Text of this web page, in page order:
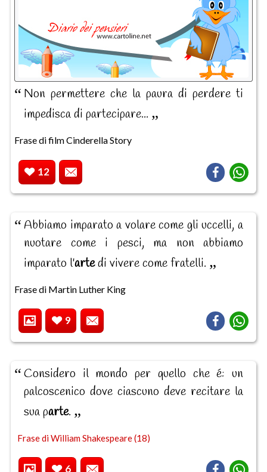
Non permettere che la paura di perdere ti
impedisca di partecipare...
Frase di film Cinderella Story
12
Abbiamo imparato a volare come gli uccelli, a
nuotare come i pesci, ma non abbiamo
imparato l'artedi vivere come fratelli.
Frase di Martin Luther King
9
Considero il mondo per quello che é: un
palcoscenico dove ciascuno deve recitare la
sua parte.
Frase di William Shakespeare (18)
6